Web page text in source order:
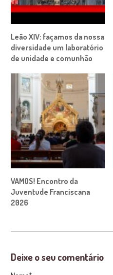
Leão XIV: façamos da nossa
diversidade um laboratório
de unidade e comunhão
VAMOS! Encontro da
Juventude Franciscana
2026
Deixe o seu comentário